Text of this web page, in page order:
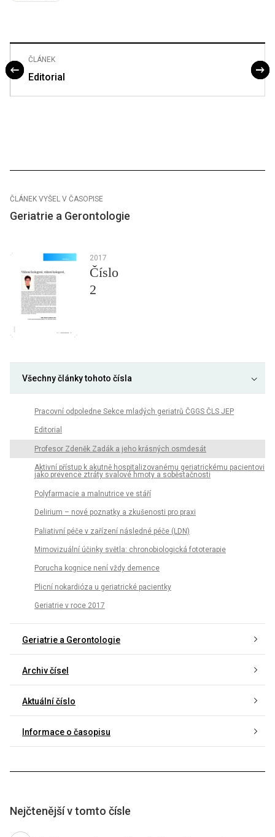
ČLÁNEK
Editorial
ČLÁNEK VYŠEL V ČASOPISE
Geriatrie a Gerontologie
2017
Číslo
2
Všechny články tohoto čísla
Pracovní odpoledne Sekce mladých geriatrů ČGGS ČLS JEP
Editorial
Profesor Zdeněk Zadák a jeho krásných osmdesát
Aktivní přístup k akutně hospitalizovanému geriatrickému pacientovi
jako prevence ztráty svalové hmoty a soběstačnosti
Polyfarmacie a malnutrice ve stáří
Delirium – nové poznatky a zkušenosti pro praxi
Paliativní péče v zařízení následné péče (LDN)
Mimovizuální účinky světla: chronobiologická fototerapie
Porucha kognice není vždy demence
Plicní nokardióza u geriatrické pacientky
Geriatrie v roce 2017
Geriatrie a Gerontologie
Archiv čísel
Aktuální číslo
Informace o časopisu
Nejčtenější v tomto čísle